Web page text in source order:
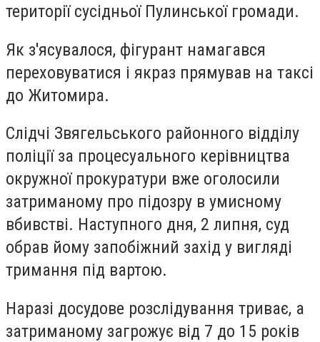
території сусідньої Пулинської громади.
Як з'ясувалося, фігурант намагався
переховуватися і якраз прямував на таксі
до Житомира.
Слідчі Звягельського районного відділу
поліції за процесуального керівництва
окружної прокуратури вже оголосили
затриманому про підозру в умисному
вбивстві. Наступного дня, 2 липня, суд
обрав йому запобіжний захід у вигляді
тримання під вартою.
Наразі досудове розслідування триває, а
затриманому загрожує від 7 до 15 років